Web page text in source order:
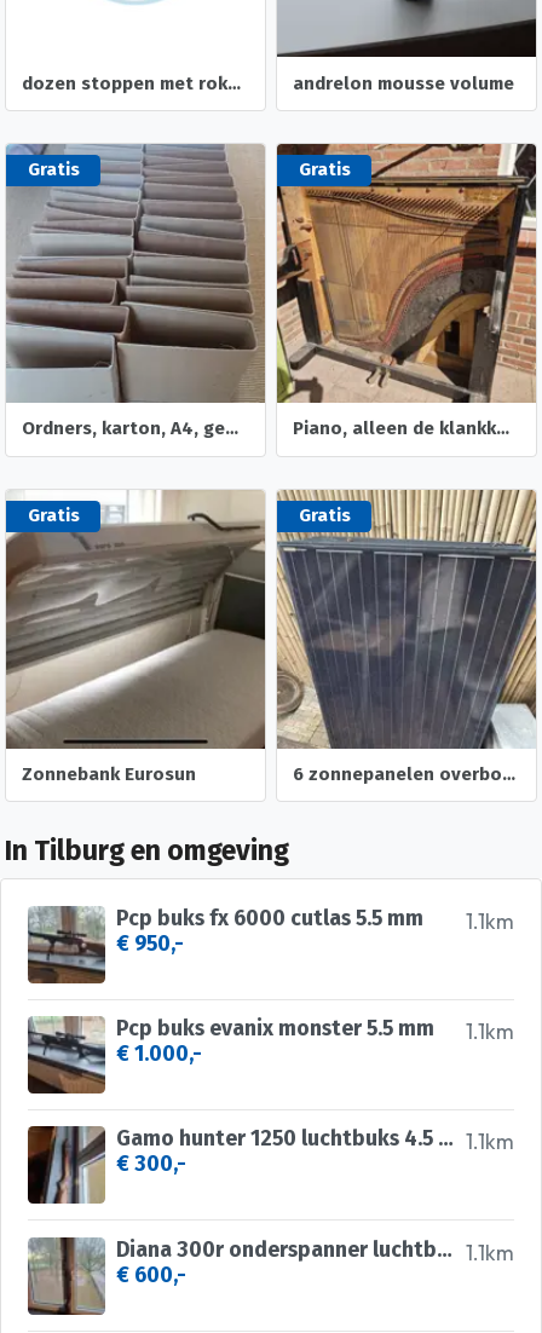
dozen stoppen met roken. pleisters en kauwgum andrelon mousse volume
Gratis
Ordners, karton, A4, gebruikt
Gratis
Piano, alleen de klankkast en deel van de ombouw
Gratis
Zonnebank Eurosun
Gratis
6 zonnepanelen overbodig op te halen. Moet weg!
In Tilburg en omgeving
1.1km
Pcp buks fx 6000 cutlas 5.5 mm
€ 950,-
1.1km
Pcp buks evanix monster 5.5 mm
€ 1.000,-
1.1km
Gamo hunter 1250 luchtbuks 4.5 mm
€ 300,-
1.1km
Diana 300r onderspanner luchtbuks met magazijn 4.5mm
€ 600,-